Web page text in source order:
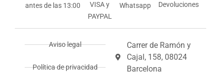
antes de las 13:00
VISA y
PAYPAL
Whatsapp
Devoluciones
Aviso legal
Política de privacidad
Carrer de Ramón y
Cajal, 158, 08024
Barcelona